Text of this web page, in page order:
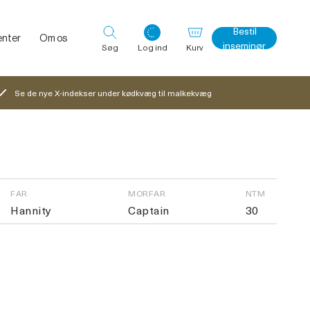
Om os
Søg Log ind Kurv
Bestil
inseminør
Se de nye X-indekser under kødkvæg til malkekvæg
FAR
Hannity
MORFAR
Captain
NTM
30